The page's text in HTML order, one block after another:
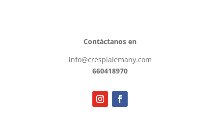
Contáctanos en
info@crespialemany.com
660418970